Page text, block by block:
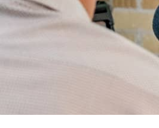
Ressources